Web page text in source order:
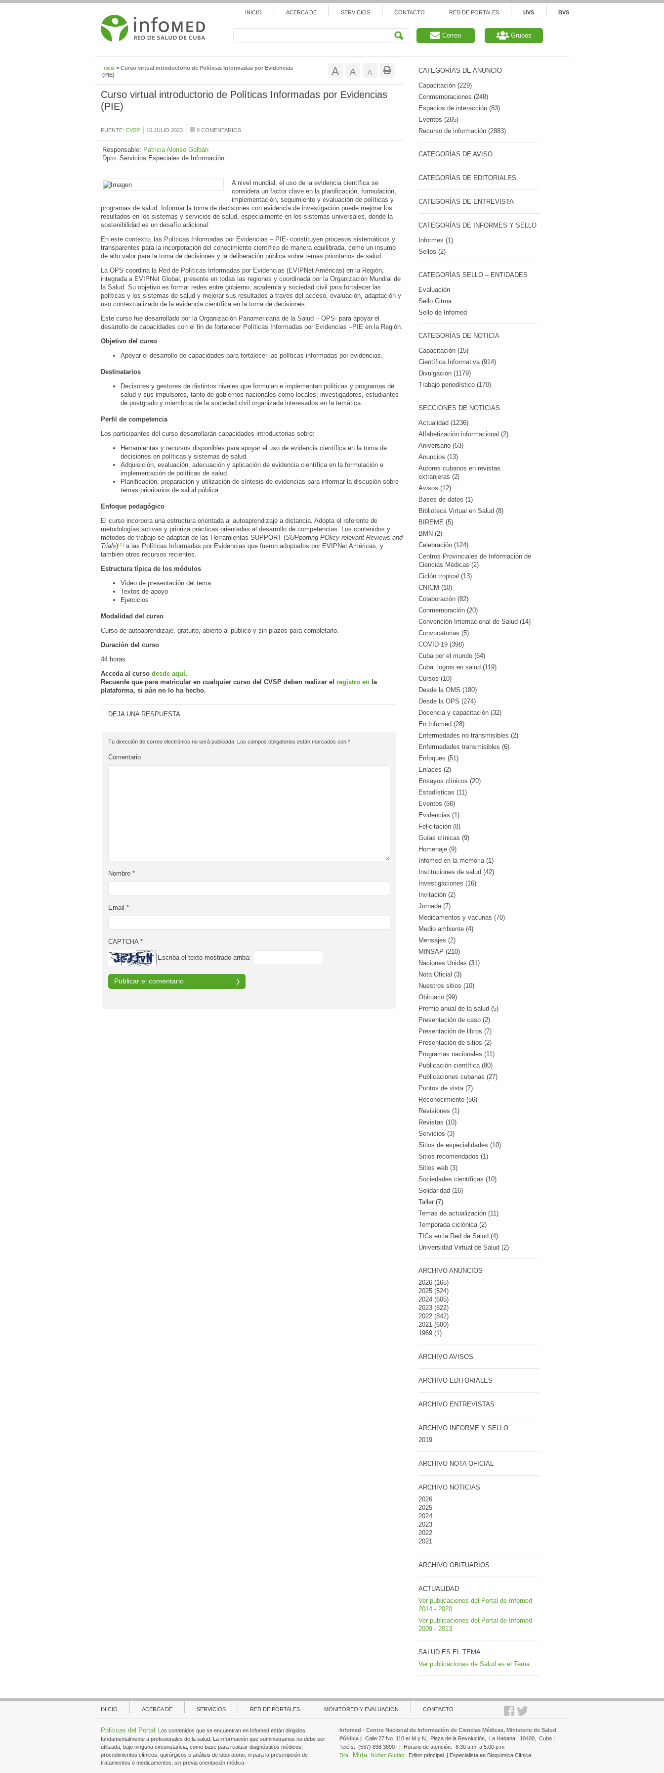
INICIO ACERCA DE SERVICIOS CONTACTO RED DE PORTALES UVS BVS
Correo Grupos
Inicio > Curso virtual introductorio de Políticas Informadas por Evidencias
(PIE)
A Reducir
tamaño
ARestablecer
tamaño
AAumentar
tamaño
fuente.
Curso virtual introductorio de Políticas Informadas por Evidencias
(PIE)
FUENTE: CVSP 10 JULIO 2023 0 COMENTARIOS
Responsable: Patricia Alonso Galbán
Dpto. Servicios Especiales de Información
A nivel mundial, el uso de la evidencia científica se
considera un factor clave en la planificación, formulación,
implementación, seguimiento y evaluación de políticas y
programas de salud. Informar la toma de decisiones con evidencia de investigación puede mejorar los
resultados en los sistemas y servicios de salud, especialmente en los sistemas universales, donde la
sostenibilidad es un desafío adicional.
En este contexto, las Políticas Informadas por Evidencias – PIE- constituyen procesos sistemáticos y
transparentes para la incorporación del conocimiento científico de manera equilibrada, como un insumo
de alto valor para la toma de decisiones y la deliberación pública sobre temas prioritarios de salud.
La OPS coordina la Red de Políticas Informadas por Evidencias (EVIPNet Américas) en la Región,
integrada a EVIPNet Global, presente en todas las regiones y coordinada por la Organización Mundial de
la Salud. Su objetivo es formar redes entre gobierno, academia y sociedad civil para fortalecer las
políticas y los sistemas de salud y mejorar sus resultados a través del acceso, evaluación, adaptación y
uso contextualizado de la evidencia científica en la toma de decisiones.
Este curso fue desarrollado por la Organización Panamericana de la Salud – OPS- para apoyar el
desarrollo de capacidades con el fin de fortalecer Políticas Informadas por Evidencias –PIE en la Región.
Objetivo del curso
Apoyar el desarrollo de capacidades para fortalecer las políticas informadas por evidencias.
Destinatarios
Decisores y gestores de distintos niveles que formulan e implementan políticas y programas de
salud y sus impulsores, tanto de gobiernos nacionales como locales; investigadores, estudiantes
de postgrado y miembros de la sociedad civil organizada interesados en la temática.
Perfil de competencia
Los participantes del curso desarrollarán capacidades introductorias sobre:
Herramientas y recursos disponibles para apoyar el uso de evidencia científica en la toma de
decisiones en políticas y sistemas de salud.
Adquisición, evaluación, adecuación y aplicación de evidencia científica en la formulación e
implementación de políticas de salud.
Planificación, preparación y utilización de síntesis de evidencias para informar la discusión sobre
temas prioritarios de salud pública.
Enfoque pedagógico
El curso incorpora una estructura orientada al autoaprendizaje a distancia. Adopta el referente de
metodologías activas y prioriza prácticas orientadas al desarrollo de competencias. Los contenidos y
métodos de trabajo se adaptan de las Herramientas SUPPORT (SUPporting POlicy relevant Reviews and
Trials)[1] a las Políticas Informadas por Evidencias que fueron adoptados por EVIPNet Américas, y
también otros recursos recientes.
Estructura típica de los módulos
Video de presentación del tema
Textos de apoyo
Ejercicios
Modalidad del curso
Curso de autoaprendizaje, gratuito, abierto al público y sin plazos para completarlo.
Duración del curso
44 horas
Acceda al curso desde aquí.
Recuerde que para matricular en cualquier curso del CVSP deben realizar el registro en la
plataforma, si aún no lo ha hecho.
DEJA UNA RESPUESTA
Tu dirección de correo electrónico no será publicada. Los campos obligatorios están marcados con *
Comentario
Nombre *
Email *
CAPTCHA *
Escriba el texto mostrado arriba:
CATEGORÍAS DE ANUNCIO
Capacitación (229)
Conmemoraciones (248)
Espacios de interacción (83)
Eventos (265)
Recurso de información (2883)
CATEGORÍAS DE AVISO
CATEGORÍAS DE EDITORIALES
CATEGORÍAS DE ENTREVISTA
CATEGORÍAS DE INFORMES Y SELLO
Informes (1)
Sellos (2)
CATEGORÍAS SELLO – ENTIDADES
Evaluación
Sello Citma
Sello de Infomed
CATEGORÍAS DE NOTICIA
Capacitación (15)
Científica Informativa (914)
Divulgación (1179)
Trabajo periodístico (170)
SECCIONES DE NOTICIAS
Actualidad (1236)
Alfabetización informacional (2)
Aniversario (53)
Anuncios (13)
Autores cubanos en revistas
extranjeras (2)
Avisos (12)
Bases de datos (1)
Biblioteca Virtual en Salud (8)
BIREME (5)
BMN (2)
Celebración (124)
Centros Provinciales de Información de
Ciencias Médicas (2)
Ciclón tropical (13)
CNICM (10)
Colaboración (82)
Conmemoración (20)
Convención Internacional de Salud (14)
Convocatorias (5)
COVID-19 (398)
Cuba por el mundo (64)
Cuba: logros en salud (119)
Cursos (10)
Desde la OMS (180)
Desde la OPS (274)
Docencia y capacitación (32)
En Infomed (28)
Enfermedades no transmisibles (2)
Enfermedades transmisibles (6)
Enfoques (51)
Enlaces (2)
Ensayos clínicos (20)
Estadísticas (11)
Eventos (56)
Evidencias (1)
Felicitación (8)
Guías clínicas (9)
Homenaje (9)
Infomed en la memoria (1)
Instituciones de salud (42)
Investigaciones (16)
Invitación (2)
Jornada (7)
Medicamentos y vacunas (70)
Medio ambiente (4)
Mensajes (2)
MINSAP (210)
Naciones Unidas (31)
Nota Oficial (3)
Nuestros sitios (10)
Obituario (99)
Premio anual de la salud (5)
Presentación de caso (2)
Presentación de libros (7)
Presentación de sitios (2)
Programas nacionales (11)
Publicación científica (80)
Publicaciones cubanas (27)
Puntos de vista (7)
Reconocimiento (56)
Revisiones (1)
Revistas (10)
Servicios (3)
Sitios de especialidades (10)
Sitios recomendados (1)
Sitios web (3)
Sociedades científicas (10)
Solidaridad (16)
Taller (7)
Temas de actualización (11)
Temporada ciclónica (2)
TICs en la Red de Salud (4)
Universidad Virtual de Salud (2)
ARCHIVO ANUNCIOS
2026(165)
2025(524)
2024(605)
2023(822)
2022(842)
2021(600)
1969(1)
ARCHIVO AVISOS
ARCHIVO EDITORIALES
ARCHIVO ENTREVISTAS
ARCHIVO INFORME Y SELLO
2019
ARCHIVO NOTA OFICIAL
ARCHIVO NOTICIAS
2026
2025
2024
2023
2022
2021
ARCHIVO OBITUARIOS
ACTUALIDAD
Ver publicaciones del Portal de Infomed
2014 - 2020
Ver publicaciones del Portal de Infomed
2009 - 2013
SALUD ES EL TEMA
Ver publicaciones de Salud es el Tema
INICIO ACERCA DE SERVICIOS RED DE PORTALES MONITOREO Y EVALUACION CONTACTO
Políticas del Portal
. Los contenidos que se encuentran en Infomed están dirigidos
fundamentalmente a profesionales de la salud. La información que suministramos no debe ser
utilizada, bajo ninguna circunstancia, como base para realizar diagnósticos médicos,
procedimientos clínicos, quirúrgicos o análisis de laboratorio, ni para la prescripción de
tratamientos o medicamentos, sin previa orientación médica.
Infomed - Centro Nacional de Información de Ciencias Médicas, Ministerio de Salud
Pública | Calle 27 No. 110 e/ M y N, Plaza de la Revolución, La Habana, 10400,
Cuba |
Teléfs: (537) 838 3890 | | Horario de atención:
8:30 a.m. a 5:00 p.m
Dra.
Mirta Núñez Gudás: Editor principal | Especialista en Bioquímica Clínica